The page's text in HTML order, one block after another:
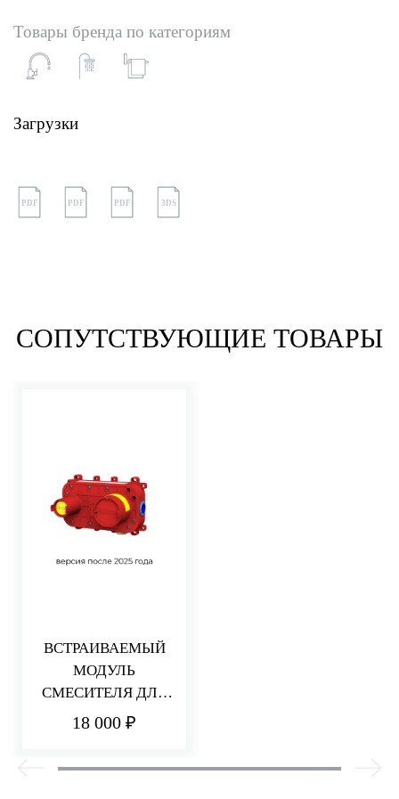
Товары бренда по категориям
Загрузки
PDF PDF PDF 3DS
СОПУТСТВУЮЩИЕ ТОВАРЫ
ВСТРАИВАЕМЫЙ
МОДУЛЬ
СМЕСИТЕЛЯ ДЛЯ
РАКОВИНЫ/ДУША
18 000 ₽